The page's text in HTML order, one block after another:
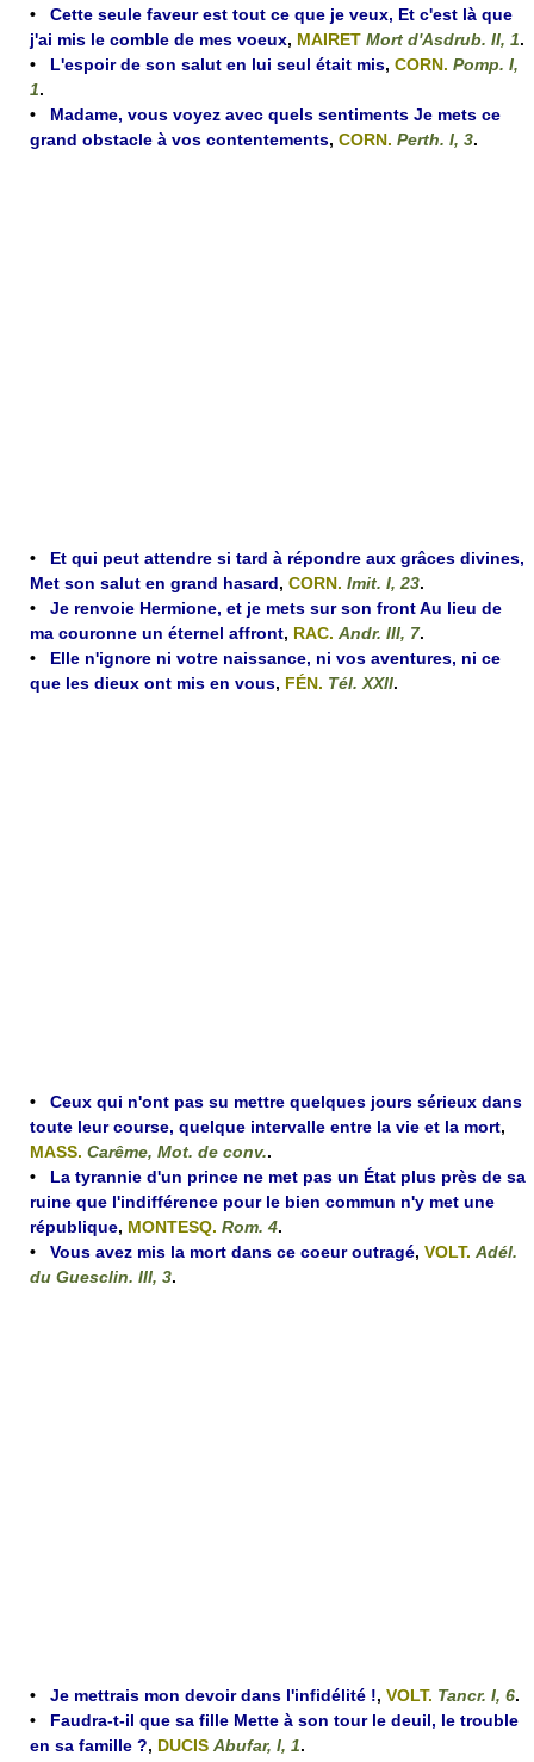
• Cette seule faveur est tout ce que je veux, Et c'est là que
j'ai mis le comble de mes voeux, MAIRET Mort d'Asdrub. II, 1.
• L'espoir de son salut en lui seul était mis, CORN. Pomp. I,
1.
• Madame, vous voyez avec quels sentiments Je mets ce
grand obstacle à vos contentements, CORN. Perth. I, 3.
• Et qui peut attendre si tard à répondre aux grâces divines,
Met son salut en grand hasard, CORN. Imit. I, 23.
• Je renvoie Hermione, et je mets sur son front Au lieu de
ma couronne un éternel affront, RAC. Andr. III, 7.
• Elle n'ignore ni votre naissance, ni vos aventures, ni ce
que les dieux ont mis en vous, FÉN. Tél. XXII.
• Ceux qui n'ont pas su mettre quelques jours sérieux dans
toute leur course, quelque intervalle entre la vie et la mort,
MASS. Carême, Mot. de conv..
• La tyrannie d'un prince ne met pas un État plus près de sa
ruine que l'indifférence pour le bien commun n'y met une
république, MONTESQ. Rom. 4.
• Vous avez mis la mort dans ce coeur outragé, VOLT. Adél.
du Guesclin. III, 3.
• Je mettrais mon devoir dans l'infidélité !, VOLT. Tancr. I, 6.
• Faudra-t-il que sa fille Mette à son tour le deuil, le trouble
en sa famille ?, DUCIS Abufar, I, 1.